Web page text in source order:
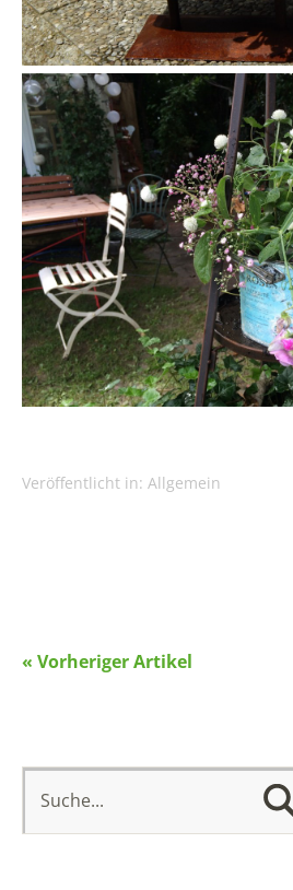
Veröffentlicht in: Allgemein
« Vorheriger Artikel